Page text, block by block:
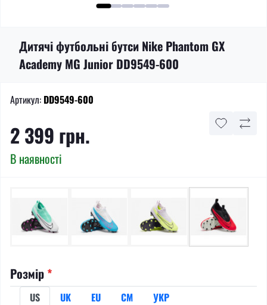
Дитячі футбольні бутси Nike Phantom GX
Academy MG Junior DD9549-600
Артикул: DD9549-600
2 399 грн.
В наявності
Розмір *
US UK EU СМ УКР